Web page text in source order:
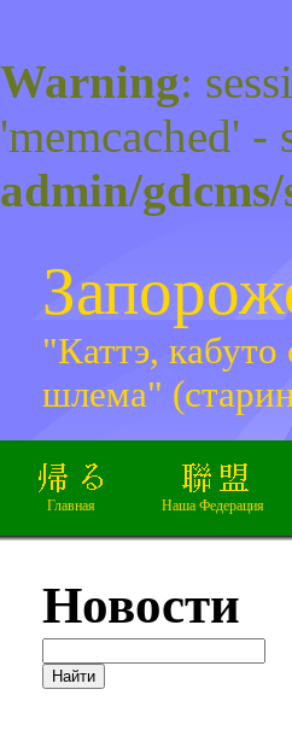
Warning:
'memcached'
admin/
"Каттэ,
шлема"
Главная Наша Федерация
Новости